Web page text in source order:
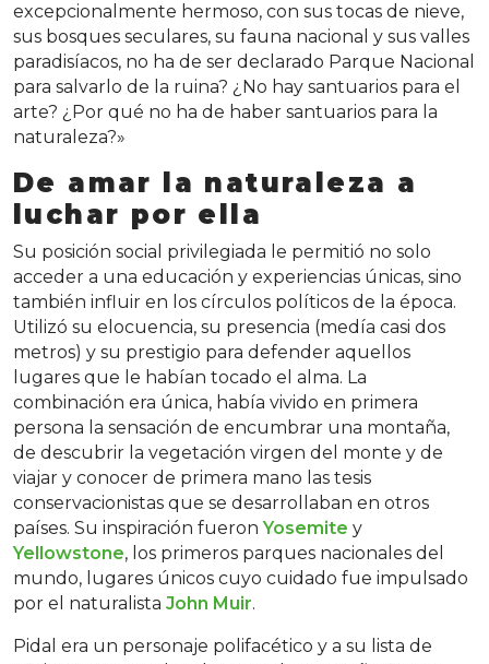
excepcionalmente hermoso, con sus tocas de nieve,
sus bosques seculares, su fauna nacional y sus valles
paradisíacos, no ha de ser declarado Parque Nacional
para salvarlo de la ruina? ¿No hay santuarios para el
arte? ¿Por qué no ha de haber santuarios para la
naturaleza?»
De amar la naturaleza a
luchar por ella
Su posición social privilegiada le permitió no solo
acceder a una educación y experiencias únicas, sino
también influir en los círculos políticos de la época.
Utilizó su elocuencia, su presencia (medía casi dos
metros) y su prestigio para defender aquellos
lugares que le habían tocado el alma. La
combinación era única, había vivido en primera
persona la sensación de encumbrar una montaña,
de descubrir la vegetación virgen del monte y de
viajar y conocer de primera mano las tesis
conservacionistas que se desarrollaban en otros
países. Su inspiración fueronYosemite y
Yellowstone, los primeros parques nacionales del
mundo, lugares únicos cuyo cuidado fue impulsado
por el naturalista John Muir.
Pidal era un personaje polifacético y a su lista de